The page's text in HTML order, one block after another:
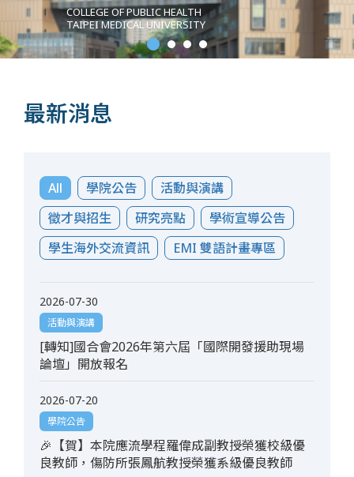
2 3 4
COLLEGE OF PUBLIC HEALTH
TAIPEI MEDICAL UNIVERSITY
最新消息
All 學院公告
活動與演講
徵才與招生
研究亮點
學術宣導公告
學生海外交流資訊
EMI 雙語計畫專區
2026-07-30
活動與演講
[轉知]國合會2026年第六屆「國際開發援助現場
論壇」開放報名
2026-07-20
學院公告
🎉【賀】本院應流學程羅偉成副教授榮獲校級優
良教師，傷防所張鳳航教授榮獲系級優良教師